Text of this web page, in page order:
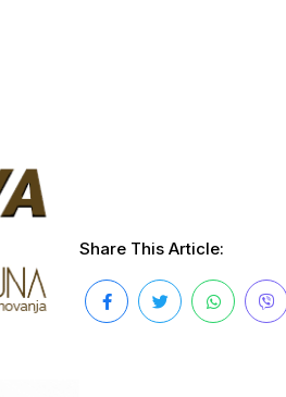
Share This Article: